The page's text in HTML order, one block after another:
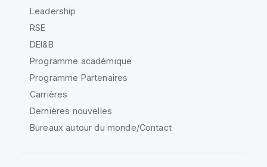
Leadership
RSE
DEI&B
Programme académique
Programme Partenaires
Carrières
Dernières nouvelles
Bureaux autour du monde/Contact